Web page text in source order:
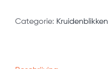
Categorie: Kruidenblikken